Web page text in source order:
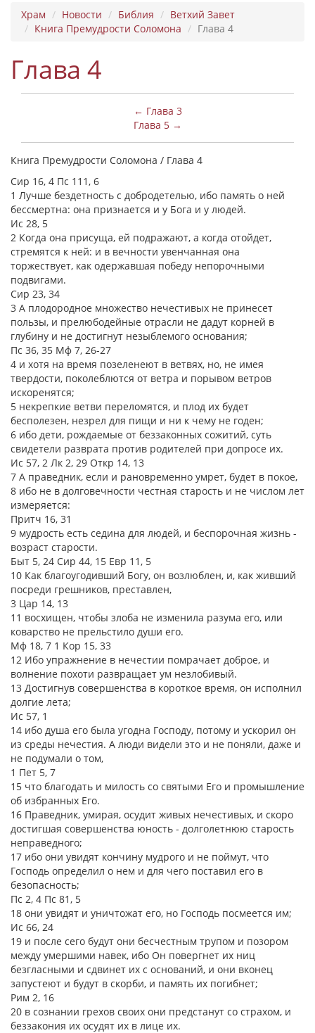
Храм Новости Библия
Ветхий Завет
Книга Премудрости Соломона
Глава 4
Глава 4
← Глава 3
Глава 5 →
Книга Премудрости Соломона / Глава 4
Сир 16, 4 Пс 111, 6
1 Лучше бездетность с добродетелью, ибо память о ней
бессмертна: она признается и у Бога и у людей.
Ис 28, 5
2 Когда она присуща, ей подражают, а когда отойдет,
стремятся к ней: и в вечности увенчанная она
торжествует, как одержавшая победу непорочными
подвигами.
Сир 23, 34
3 А плодородное множество нечестивых не принесет
пользы, и прелюбодейные отрасли не дадут корней в
глубину и не достигнут незыблемого основания;
Пс 36, 35 Мф 7, 26-27
4 и хотя на время позеленеют в ветвях, но, не имея
твердости, поколеблются от ветра и порывом ветров
искоренятся;
5 некрепкие ветви переломятся, и плод их будет
бесполезен, незрел для пищи и ни к чему не годен;
6 ибо дети, рождаемые от беззаконных сожитий, суть
свидетели разврата против родителей при допросе их.
Ис 57, 2 Лк 2, 29 Откр 14, 13
7 А праведник, если и рановременно умрет, будет в покое,
8 ибо не в долговечности честная старость и не числом лет
измеряется:
Притч 16, 31
9 мудрость есть седина для людей, и беспорочная жизнь -
возраст старости.
Быт 5, 24 Сир 44, 15 Евр 11, 5
10 Как благоугодивший Богу, он возлюблен, и, как живший
посреди грешников, преставлен,
3 Цар 14, 13
11 восхищен, чтобы злоба не изменила разума его, или
коварство не прельстило души его.
Мф 18, 7 1 Кор 15, 33
12 Ибо упражнение в нечестии помрачает доброе, и
волнение похоти развращает ум незлобивый.
13 Достигнув совершенства в короткое время, он исполнил
долгие лета;
Ис 57, 1
14 ибо душа его была угодна Господу, потому и ускорил он
из среды нечестия. А люди видели это и не поняли, даже и
не подумали о том,
1 Пет 5, 7
15 что благодать и милость со святыми Его и промышление
об избранных Его.
16 Праведник, умирая, осудит живых нечестивых, и скоро
достигшая совершенства юность - долголетнюю старость
неправедного;
17 ибо они увидят кончину мудрого и не поймут, что
Господь определил о нем и для чего поставил его в
безопасность;
Пс 2, 4 Пс 81, 5
18 они увидят и уничтожат его, но Господь посмеется им;
Ис 66, 24
19 и после сего будут они бесчестным трупом и позором
между умершими навек, ибо Он повергнет их ниц
безгласными и сдвинет их с оснований, и они вконец
запустеют и будут в скорби, и память их погибнет;
Рим 2, 16
20 в сознании грехов своих они предстанут со страхом, и
беззакония их осудят их в лице их.